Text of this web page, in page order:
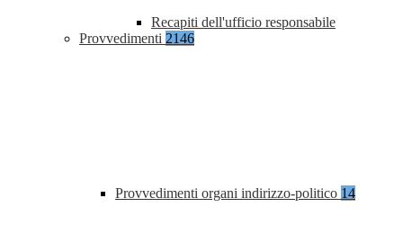
Recapiti dell'ufficio responsabile
Provvedimenti 2146
Provvedimenti organi indirizzo-politico 14